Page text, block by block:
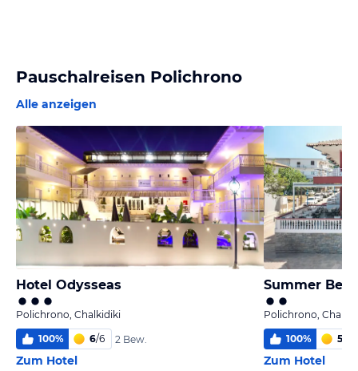
Pauschalreisen Polichrono
Alle anzeigen
Hotel Odysseas
Polichrono, Chalkidiki
100% 6/6 2 Bew.
Zum Hotel
Summer
Polichrono,
100% 5
Zum Hotel